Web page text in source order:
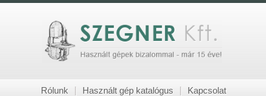
Rólunk Használt gép katalógus Kapcsolat